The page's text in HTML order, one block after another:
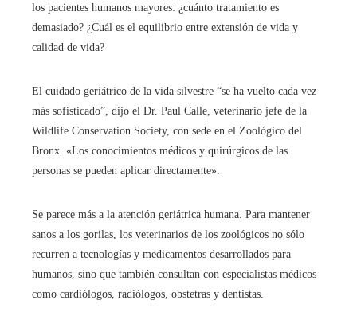
los pacientes humanos mayores: ¿cuánto tratamiento es
demasiado? ¿Cuál es el equilibrio entre extensión de vida y
calidad de vida?
El cuidado geriátrico de la vida silvestre “se ha vuelto cada vez
más sofisticado”, dijo el Dr. Paul Calle, veterinario jefe de la
Wildlife Conservation Society, con sede en el Zoológico del
Bronx. «Los conocimientos médicos y quirúrgicos de las
personas se pueden aplicar directamente».
Se parece más a la atención geriátrica humana. Para mantener
sanos a los gorilas, los veterinarios de los zoológicos no sólo
recurren a tecnologías y medicamentos desarrollados para
humanos, sino que también consultan con especialistas médicos
como cardiólogos, radiólogos, obstetras y dentistas.